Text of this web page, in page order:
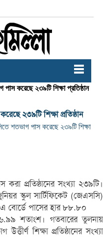
করেছে ২৩৯টি শিক্ষা প্রতিষ্ঠান
২৩৯টি শিক্ষা প্রতিষ্ঠান
শতভাগ পাস করেছে ২৩৯টি শিক্ষা
প্রতিষ্ঠানের সংখ্যা ২৩৯টি।
স্কুল সার্টিফিকেট (জেএসসি)
বোর্ডে পাসের হার ৮৮.৮০
শতাংশ। গতবারের তুলনায়
শিক্ষা প্রতিষ্ঠানের সংখ্যা